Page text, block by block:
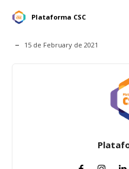
Plataforma CSC
15 de February de 2021